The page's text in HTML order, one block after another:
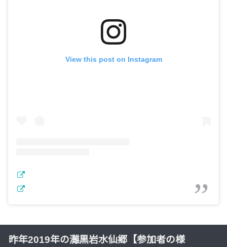
View this post on Instagram
昨年2019年の灘黒岩水仙郷【参加者の様